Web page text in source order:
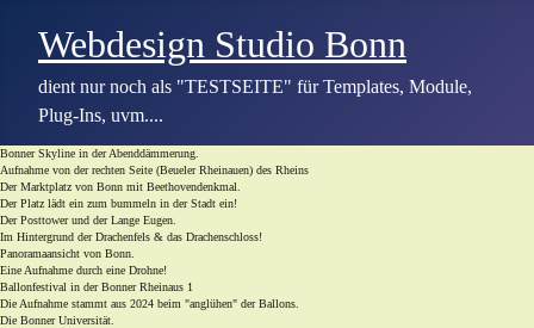
Webdesign Studio Bonn
dient nur noch als "TESTSEITE" für Templates, Module,
Plug-Ins, uvm....
Bonner Skyline in der Abenddämmerung.
Aufnahme von der rechten Seite (Beueler Rheinauen) des Rheins
Der Marktplatz von Bonn mit Beethovendenkmal.
Der Platz lädt ein zum bummeln in der Stadt ein!
Der Posttower und der Lange Eugen.
Im Hintergrund der Drachenfels & das Drachenschloss!
Panoramaansicht von Bonn.
Eine Aufnahme durch eine Drohne!
Ballonfestival in der Bonner Rheinaus 1
Die Aufnahme stammt aus 2024 beim "anglühen" der Ballons.
Die Bonner Universität.